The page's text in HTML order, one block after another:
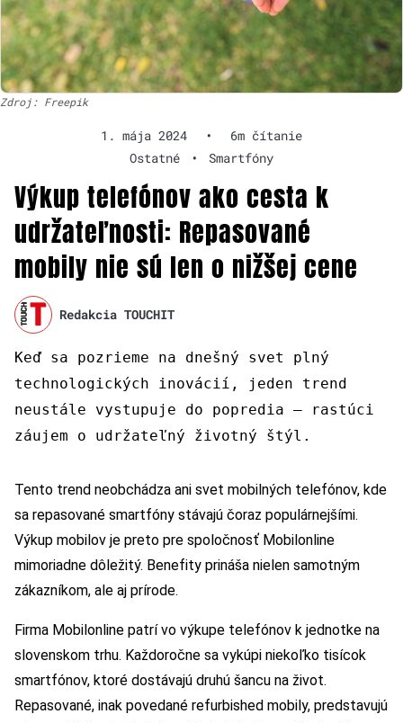
Zdroj: Freepik
1. mája 2024 •
6m čítanie
Ostatné
• Smartfóny
Výkup telefónov ako cesta k
udržateľnosti: Repasované
mobily nie sú len o nižšej cene
Redakcia TOUCHIT
Keď sa pozrieme na dnešný svet plný
technologických inovácií, jeden trend
neustále vystupuje do popredia – rastúci
záujem o udržateľný životný štýl.
Tento trend neobchádza ani svet mobilných telefónov, kde
sa repasované smartfóny stávajú čoraz populárnejšími.
Výkup mobilov je preto pre spoločnosť Mobilonline
mimoriadne dôležitý. Benefity prináša nielen samotným
zákazníkom, ale aj prírode.
Firma Mobilonline patrí vo výkupe telefónov k jednotke na
slovenskom trhu. Každoročne sa vykúpi niekoľko tisícok
smartfónov, ktoré dostávajú druhú šancu na život.
Repasované, inak povedané refurbished mobily, predstavujú